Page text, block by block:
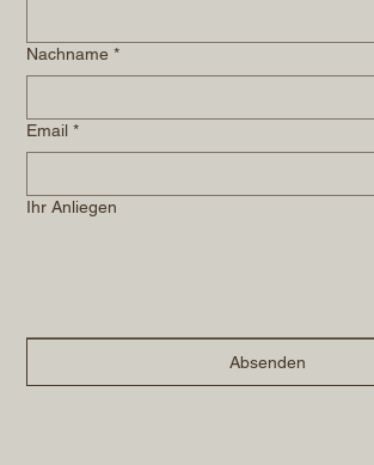
Nachname *
Email *
Ihr Anliegen
Absenden